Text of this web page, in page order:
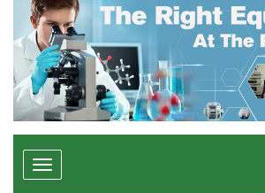
Toggle
navigation